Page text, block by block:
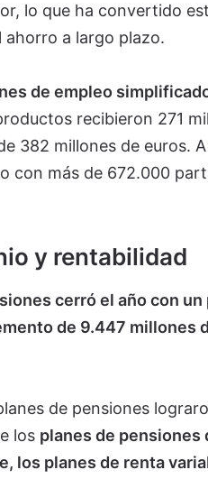
lo que ha convertido
a largo plazo.
de empleo
recibieron 271
382 millones de euros.
con más de 672.000
y rentabilidad
cerró el año con
de 9.447 millones
de pensiones
los planes de pensiones
los planes de renta